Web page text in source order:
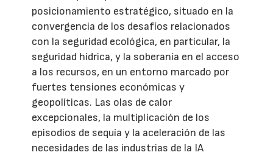
posicionamiento estratégico, situado en la
convergencia de los desafíos relacionados
con la seguridad ecológica, en particular, la
seguridad hídrica, y la soberanía en el acceso
a los recursos, en un entorno marcado por
fuertes tensiones económicas y
geopolíticas. Las olas de calor
excepcionales, la multiplicación de los
episodios de sequía y la aceleración de las
necesidades de las industrias de la IA